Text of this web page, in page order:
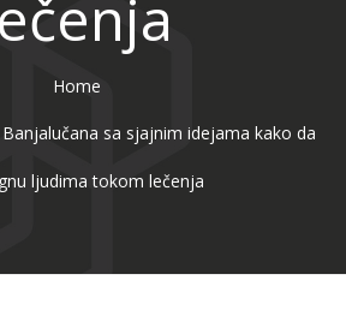
Home
sa sjajnim idejama kako da
ljudima tokom lečenja